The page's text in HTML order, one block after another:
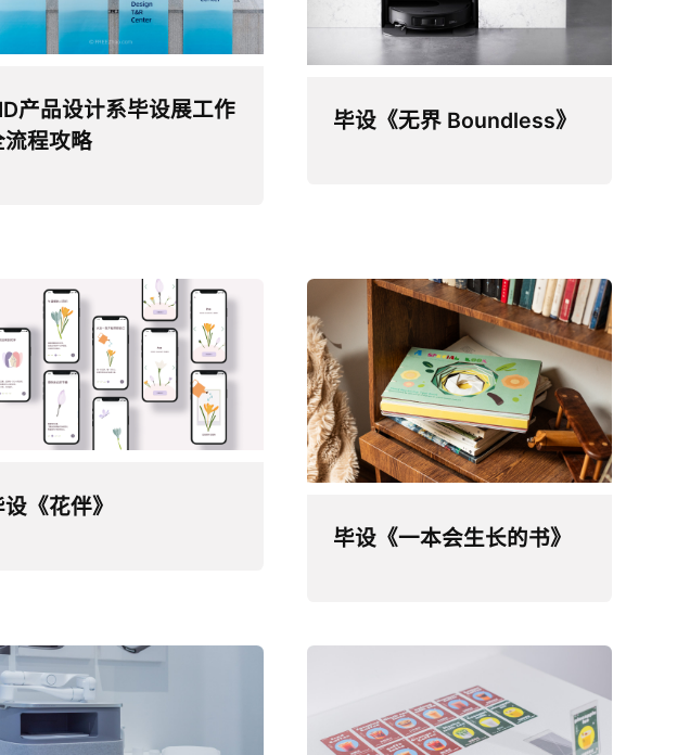
产品设计系毕设展工作
流程攻略
毕设《无界 Boundless》
《花伴》
毕设《一本会生长的书》